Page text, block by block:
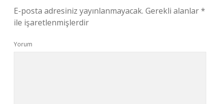
E-posta adresiniz yayınlanmayacak. Gerekli alanlar*
ile işaretlenmişlerdir
Yorum